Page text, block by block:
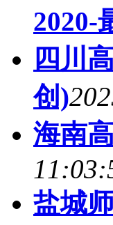
2020-
四川
创)
海南
盐城